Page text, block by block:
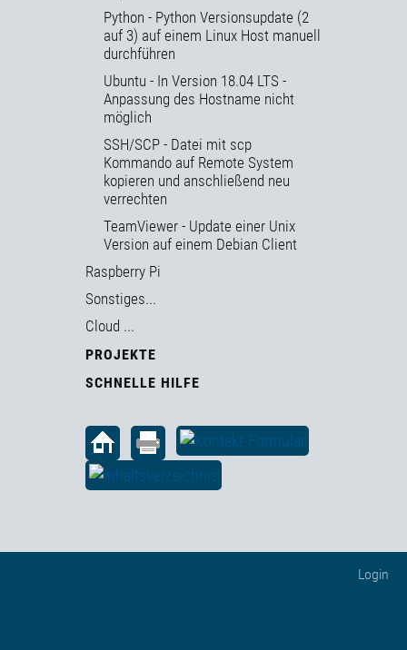
Python - Python Versionsupdate (2
auf 3) auf einem Linux Host manuell
durchführen
Ubuntu - In Version 18.04 LTS -
Anpassung des Hostname nicht
möglich
SSH/SCP - Datei mit scp
Kommando auf Remote System
kopieren und anschließend neu
verrechten
TeamViewer - Update einer Unix
Version auf einem Debian Client
Raspberry Pi
Sonstiges...
Cloud ...
PROJEKTE
SCHNELLE HILFE
Login